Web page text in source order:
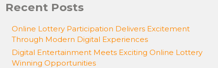
Recent Posts
Online Lottery Participation Delivers Excitement
Through Modern Digital Experiences
Digital Entertainment Meets Exciting Online Lottery
Winning Opportunities